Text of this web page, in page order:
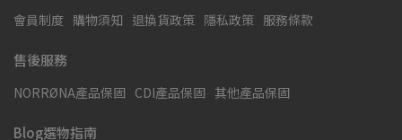
會員制度 購物須知 退換貨政策 隱私政策 服務條款
售後服務
NORRØNA產品保固 CDI產品保固 其他產品保固
Blog選物指南